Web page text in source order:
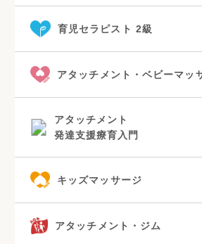
育児セラピスト 2級
アタッチメント・ベビーマッ
アタッチメント
発達支援療育入門
キッズマッサージ
アタッチメント・ジム